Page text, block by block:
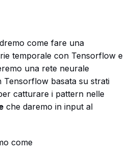
come fare una
temporale con Tensorflow e
una rete neurale
Tensorflow basata su strati
catturare i pattern nelle
che daremo in input al
come